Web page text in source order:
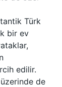
Türk
bir ev
edilir.
de